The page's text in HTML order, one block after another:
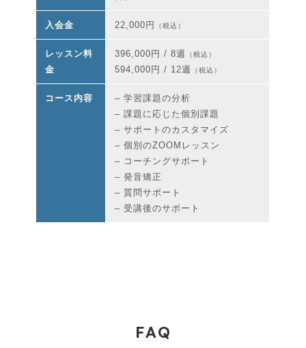
入会金 22,000円 （税込）
レッスン料
金
396,000円 / 8週 （税込）
594,000円 / 12週 （税込）
コース内容
– 学習課題の分析
– 課題に応じた個別課題
– サポートのカスタマイズ
– 個別のZOOMレッスン
– コーチングサポート
– 発音矯正
– 質問サポート
– 受講後のサポート
FAQ